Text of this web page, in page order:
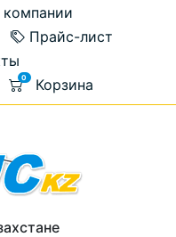
Прайс-лист
0 Корзина